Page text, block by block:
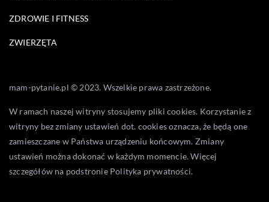
ZDROWIE I FITNESS
ZWIERZĘTA
mam-pytanie.pl © 2023. Wszelkie prawa zastrzeżone.
W ramach naszej witryny stosujemy pliki cookies. Korzystanie z
witryny bez zmiany ustawień dot. cookies oznacza, że będą one
zamieszczane w Państwa urządzeniu końcowym. Zmiany
ustawień można dokonać w każdym momencie. Więcej
szczegółów na podstronie Polityka prywatności.